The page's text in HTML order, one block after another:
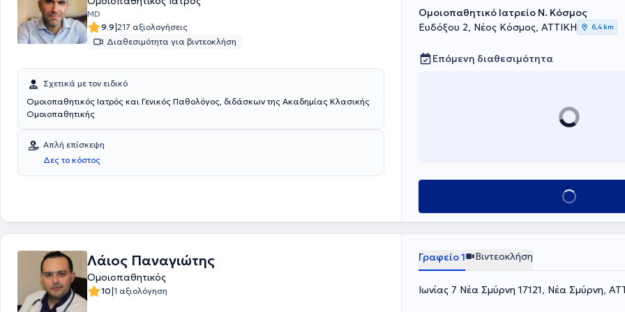
MD
9.9|217 αξιολογήσεις
Διαθεσιμότητα για βιντεοκλήση
Σχετικά με τον ειδικό
Ομοιοπαθητικός Ιατρός και Γενικός Παθολόγος, διδάσκων της Ακαδημίας Κλασικής
Ομοιοπαθητικής
Απλή επίσκεψη
Δες το κόστος
Ομοιοπαθητικό Ιατρείο Ν. Κόσμος
Ευδόξου 2, Νέος Κόσμος, ΑΤΤΙΚΗ
6,4 km
Επόμενη διαθεσιμότητα
Κλείσε ραντεβού
Λάιος Παναγιώτης
Ομοιοπαθητικός
10|1 αξιολόγηση
Γραφείο 1 Βιντεοκλήση
Ιωνίας 7 Νέα Σμύρνη 17121, Νέα Σμύρνη,